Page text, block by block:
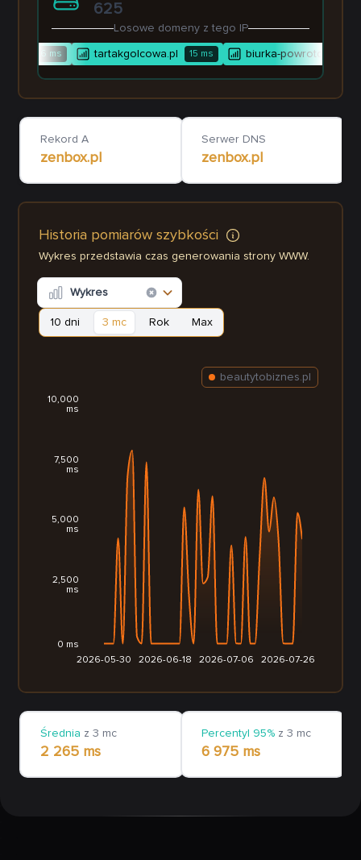
625
Losowe domeny z tego IP
ms tartakgolcowa.pl 15ms biurka-
Rekord A
zenbox.pl
Serwer DNS
zenbox.pl
Historia pomiarów szybkości
Wykres przedstawia czas generowania strony WWW.
Wykres
10 dni 3 mc Rok Max
2026-05-30 2026-06-18 2026-07-06 2026-07-26
0 ms
2,500
ms
5,000
ms
7,500
ms
10,000
ms
beautytobiznes.pl
Średnia z 3 mc
2 265 ms
Percentyl 95% z 3 mc
6 975 ms